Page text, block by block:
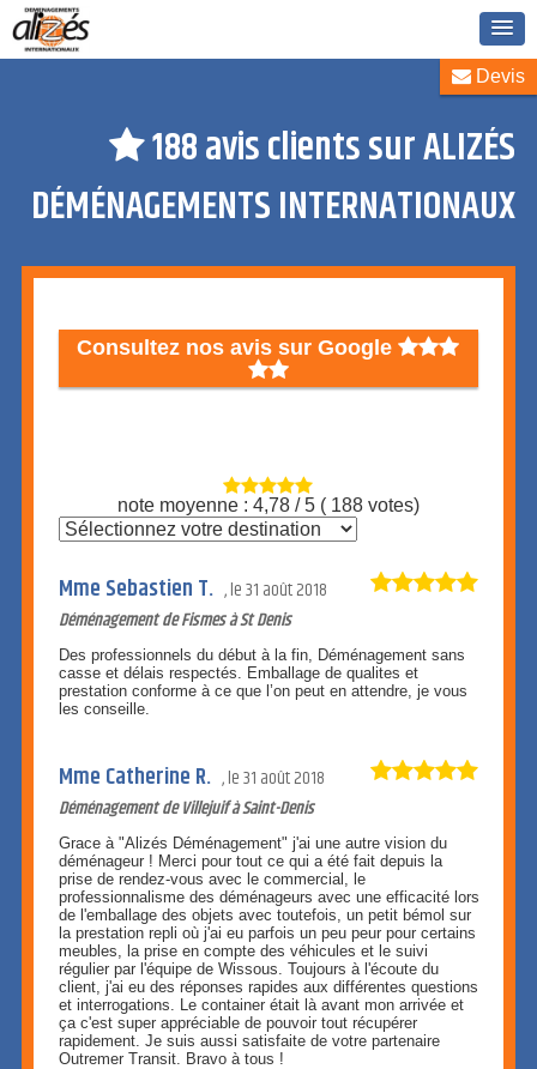
Cookies management panel
Devis
188 avis clients surALIZÉS
DÉMÉNAGEMENTS INTERNATIONAUX
Consultez nos avis sur Google
note moyenne : 4,78/5( 188votes)
Mme Sebastien T. le31 août 2018
Déménagement de Fismes à St Denis
Des professionnels du début à la fin, Déménagement sans
casse et délais respectés. Emballage de qualites et
prestation conforme à ce que l’on peut en attendre, je vous
les conseille.
Mme Catherine R. le31 août 2018
Déménagement de Villejuif à Saint-Denis
Grace à "Alizés Déménagement" j'ai une autre vision du
déménageur ! Merci pour tout ce qui a été fait depuis la
prise de rendez-vous avec le commercial, le
professionnalisme des déménageurs avec une efficacité lors
de l'emballage des objets avec toutefois, un petit bémol sur
la prestation repli où j'ai eu parfois un peu peur pour certains
meubles, la prise en compte des véhicules et le suivi
régulier par l'équipe de Wissous. Toujours à l'écoute du
client, j'ai eu des réponses rapides aux différentes questions
et interrogations. Le container était là avant mon arrivée et
ça c'est super appréciable de pouvoir tout récupérer
rapidement. Je suis aussi satisfaite de votre partenaire
Outremer Transit. Bravo à tous !